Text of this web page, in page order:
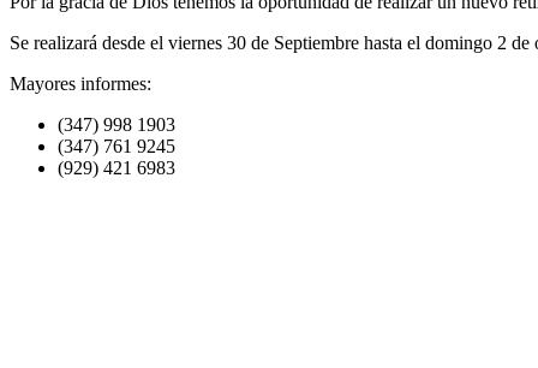
Se realizará desde el viernes 30 de Septiembre hasta el domingo 2 de
Mayores informes:
(347) 998 1903
(347) 761 9245
(929) 421 6983